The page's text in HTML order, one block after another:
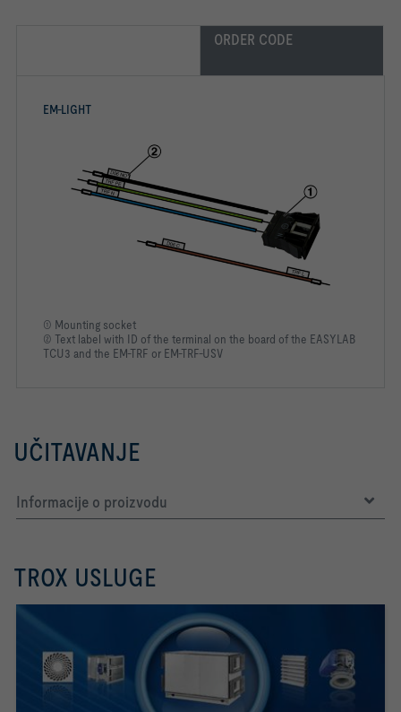
ORDER CODE
EM-LIGHT
① Mounting socket
② Text label with ID of the terminal on the board of the EASYLAB
TCU3 and the EM-TRF or EM-TRF-USV
UČITAVANJE
Informacije o proizvodu
TROX USLUGE